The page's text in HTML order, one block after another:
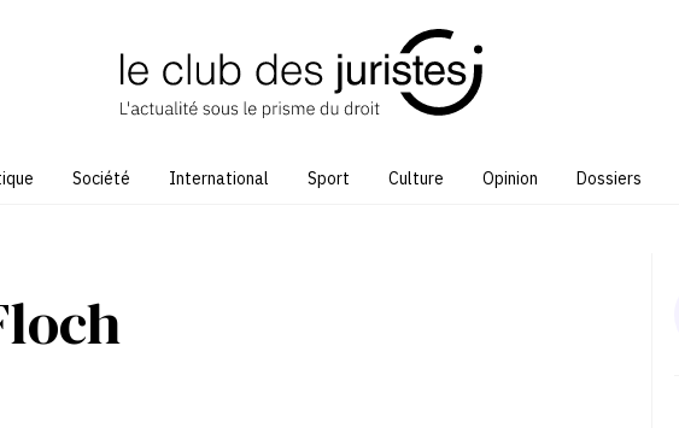
Société International Sport Culture Opinion Dossiers